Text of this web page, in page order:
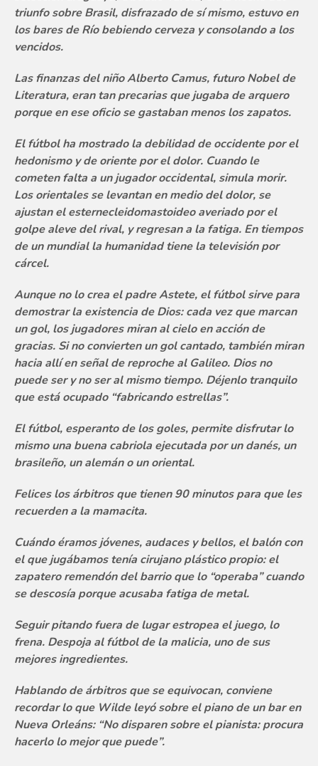
triunfo sobre Brasil, disfrazado de sí mismo, estuvo en
los bares de Río bebiendo cerveza y consolando a los
vencidos.
Las finanzas del niño Alberto Camus, futuro Nobel de
Literatura, eran tan precarias que jugaba de arquero
porque en ese oficio se gastaban menos los zapatos.
El fútbol ha mostrado la debilidad de occidente por el
hedonismo y de oriente por el dolor. Cuando le
cometen falta a un jugador occidental, simula morir.
Los orientales se levantan en medio del dolor, se
ajustan el esternecleidomastoideo averiado por el
golpe aleve del rival, y regresan a la fatiga. En tiempos
de un mundial la humanidad tiene la televisión por
cárcel.
Aunque no lo crea el padre Astete, el fútbol sirve para
demostrar la existencia de Dios: cada vez que marcan
un gol, los jugadores miran al cielo en acción de
gracias. Si no convierten un gol cantado, también miran
hacia allí en señal de reproche al Galileo. Dios no
puede ser y no ser al mismo tiempo. Déjenlo tranquilo
que está ocupado “fabricando estrellas”.
El fútbol, esperanto de los goles, permite disfrutar lo
mismo una buena cabriola ejecutada por un danés, un
brasileño, un alemán o un oriental.
Felices los árbitros que tienen 90 minutos para que les
recuerden a la mamacita.
Cuándo éramos jóvenes, audaces y bellos, el balón con
el que jugábamos tenía cirujano plástico propio: el
zapatero remendón del barrio que lo “operaba” cuando
se descosía porque acusaba fatiga de metal.
Seguir pitando fuera de lugar estropea el juego, lo
frena. Despoja al fútbol de la malicia, uno de sus
mejores ingredientes.
Hablando de árbitros que se equivocan, conviene
recordar lo que Wilde leyó sobre el piano de un bar en
Nueva Orleáns: “No disparen sobre el pianista: procura
hacerlo lo mejor que puede”.